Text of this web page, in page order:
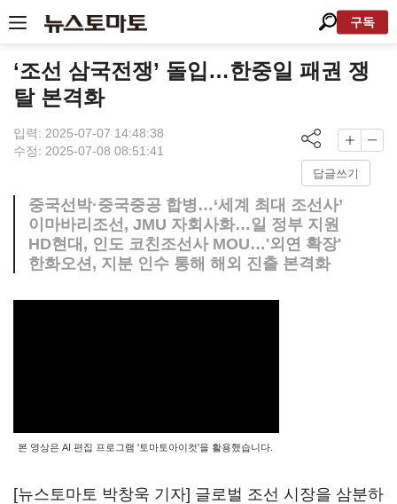
구독
‘조선 삼국전쟁’ 돌입…한중일 패권 쟁
탈 본격화
입력: 2025-07-07 14:48:38
수정: 2025-07-08 08:51:41
답글쓰기
중국선박·중국중공 합병…‘세계 최대 조선사’
이마바리조선, JMU 자회사화…일 정부 지원
HD현대, 인도 코친조선사 MOU…'외연 확장'
한화오션, 지분 인수 통해 해외 진출 본격화
본 영상은 AI 편집 프로그램 '토마토아이컷'을 활용했습니다.
[뉴스토마토 박창욱 기자] 글로벌 조선 시장을 삼분하